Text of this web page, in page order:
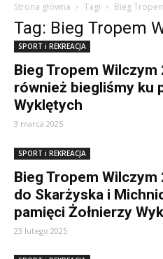
Strona główna Tagi Bieg
Tag: Bieg Tropem
SPORT i REKREACJA
Bieg Tropem Wilczym
również biegliśmy ku
Wyklętych
3 marca 2025
SPORT i REKREACJA
Bieg Tropem
do Skarżyska i
pamięci Żołnierzy
23 lutego 2025